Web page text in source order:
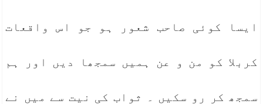
ایسا کوئی صاحب شعور ہو جو اس واقعات
کربلا کو من و عن ہمیں سمجھا دیں اور ہم
سمجھ کر رو سکیں ۔ ثواب کی نیت سے میں نے